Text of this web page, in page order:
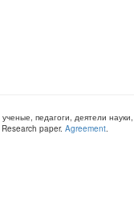
ученые, педагоги, деятели науки,
Research paper. Agreement.